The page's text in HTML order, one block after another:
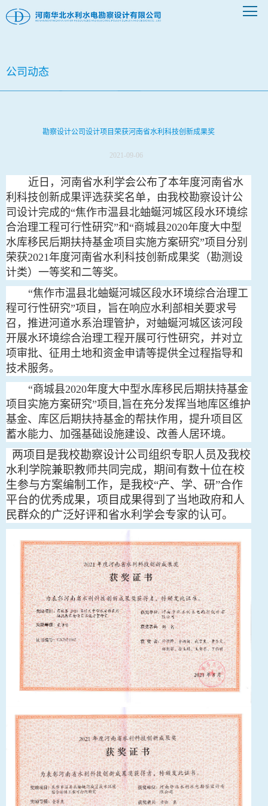
公司动态
勘察设计公司设计项目荣获河南省水利科技创新成果奖
2021-09-06
近日，河南省水利学会公布了本年度河南省水
利科技创新成果评选获奖名单，由我校勘察设计公
司设计完成的“焦作市温县北蚰蜒河城区段水环境综
合治理工程可行性研究”和“商城县2020年度大中型
水库移民后期扶持基金项目实施方案研究”项目分别
荣获2021年度河南省水利科技创新成果奖（勘测设
计类）一等奖和二等奖。
“焦作市温县北蚰蜒河城区段水环境综合治理工
程可行性研究”项目，旨在响应水利部相关要求号
召，推进河道水系治理管护，对蚰蜒河城区该河段
开展水环境综合治理工程开展可行性研究，并对立
项审批、征用土地和资金申请等提供全过程指导和
技术服务。
“商城县2020年度大中型水库移民后期扶持基金
项目实施方案研究”项目,旨在充分发挥当地库区维护
基金、库区后期扶持基金的帮扶作用，提升项目区
蓄水能力、加强基础设施建设、改善人居环境。
两项目是我校勘察设计公司组织专职人员及我校
水利学院兼职教师共同完成，期间有数十位在校
生参与方案编制工作，是我校“产、学、研”合作
平台的优秀成果，项目成果得到了当地政府和人
民群众的广泛好评和省水利学会专家的认可。